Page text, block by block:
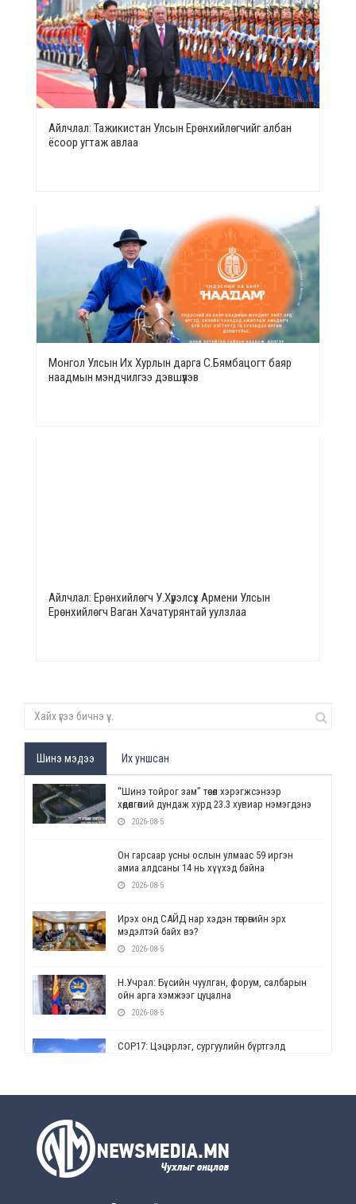
Айлчлал: Тажикистан Улсын Ерөнхийлөгчийг албан
ёсоор угтаж авлаа
Монгол Улсын Их Хурлын дарга С.Бямбацогт баяр
наадмын мэндчилгээ дэвшүүлэв
Айлчлал: Ерөнхийлөгч У.Хүрэлсүх Армени Улсын
Ерөнхийлөгч Ваган Хачатурянтай уулзлаа
Шинэ мэдээ Их уншсан
“Шинэ тойрог зам” төсөл хэрэгжсэнээр
хөдөлгөөний дундаж хурд 23.3 хувиар нэмэгдэнэ
2026-08-5
Он гарсаар усны ослын улмаас 59 иргэн
амиа алдсаны 14 нь хүүхэд байна
2026-08-5
Ирэх онд САЙД нар хэдэн төгрөгийн эрх
мэдэлтэй байх вэ?
2026-08-5
Н.Учрал: Бүсийн чуулган, форум, салбарын
ойн арга хэмжээг цуцална
2026-08-5
СОР17: Цэцэрлэг, сургуулийн бүртгэлд
2026-08-5